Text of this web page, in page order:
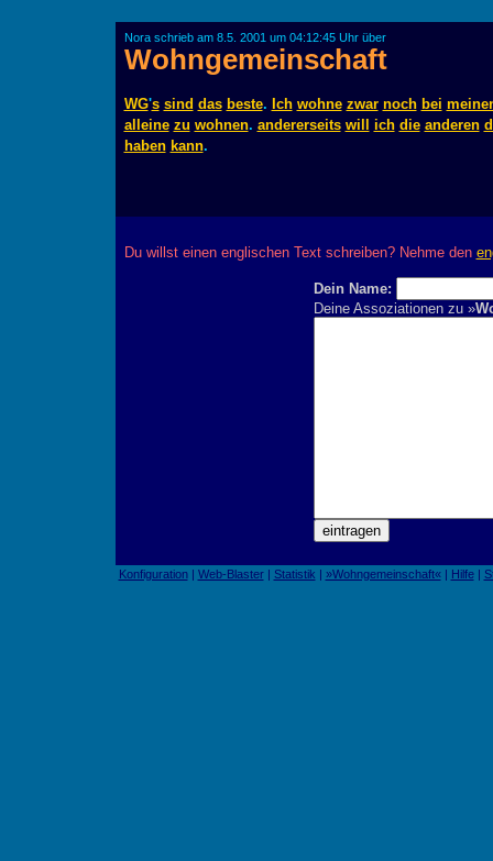
Nora schrieb am 8.5. 2001 um 04:12:45 Uhr über
Wohngemeinschaft
WG's sind das beste. Ich wohne zwar noch bei
alleine zu wohnen. andererseits will ich die anderen
haben kann.
Du willst einen englischen Text schreiben? Nehme den
Dein Name:
Deine Assoziationen zu »
Konfiguration| Web-Blaster| Statistik | »Wohngemeinschaft«| Hilfe|